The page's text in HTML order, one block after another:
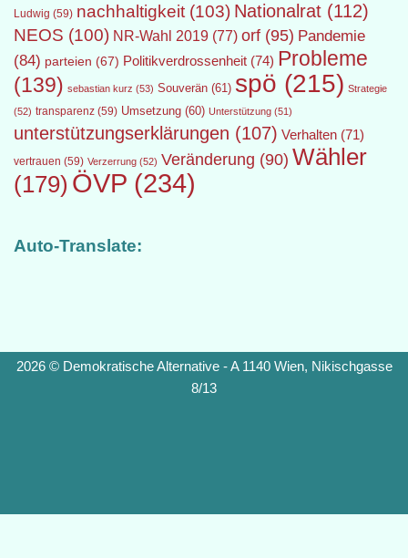
Ludwig (59) nachhaltigkeit (103) Nationalrat (112)
NEOS (100) NR-Wahl 2019 (77) orf (95) Pandemie
(84) parteien (67) Politikverdrossenheit (74) Probleme
(139) sebastian kurz (53) Souverän (61) spö (215) Strategie
(52) transparenz (59) Umsetzung (60) Unterstützung (51)
unterstützungserklärungen (107) Verhalten (71)
vertrauen (59) Verzerrung (52) Veränderung (90) Wähler
(179) ÖVP (234)
Auto-Translate:
2026 © Demokratische Alternative - A 1140 Wien, Nikischgasse
8/13